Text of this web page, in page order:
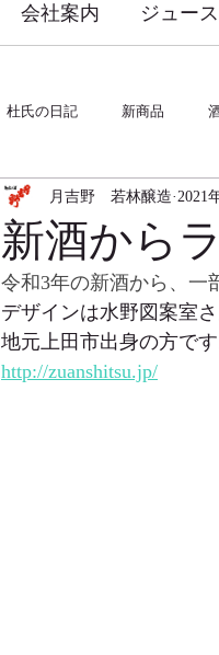
会社案内 ジュース
杜氏の日記 新商品
新酒から
月吉野 若林醸造 2021
令和3年の新酒から、一
デザインは水野図案室さ
地元上田市出身の方です
http://zuanshitsu.jp/